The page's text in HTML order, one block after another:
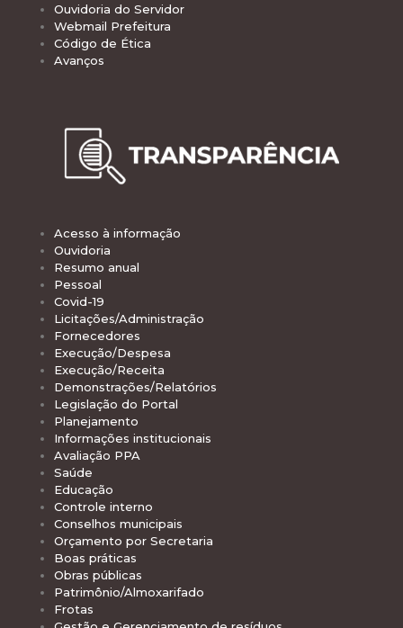
Ouvidoria do Servidor
Webmail Prefeitura
Código de Ética
Avanços
Acesso à informação
Ouvidoria
Resumo anual
Pessoal
Covid-19
Licitações/Administração
Fornecedores
Execução/Despesa
Execução/Receita
Demonstrações/Relatórios
Legislação do Portal
Planejamento
Informações institucionais
Avaliação PPA
Saúde
Educação
Controle interno
Conselhos municipais
Orçamento por Secretaria
Boas práticas
Obras públicas
Patrimônio/Almoxarifado
Frotas